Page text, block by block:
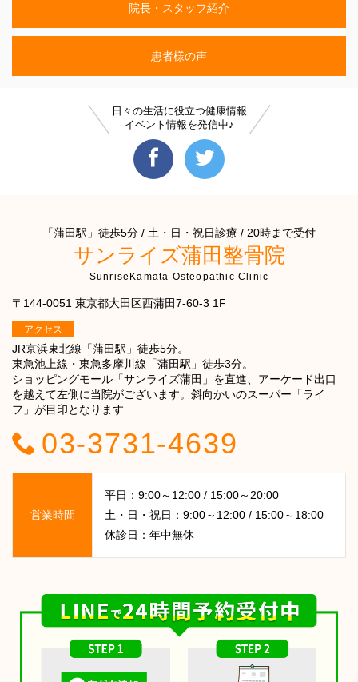
院長・スタッフ紹介
患者様の声
日々の生活に役立つ健康情報
イベント情報を発信中♪
「蒲田駅」徒歩5分 / 土・日・祝日診療 / 20時まで受付
サンライズ蒲田整骨院
SunriseKamata Osteopathic Clinic
〒144-0051 東京都大田区西蒲田7-60-3 1F
アクセス
JR京浜東北線「蒲田駅」徒歩5分。
東急池上線・東急多摩川線「蒲田駅」徒歩3分。
ショッピングモール「サンライズ蒲田」を直進、アーケード出口
を越えて左側に当院がございます。斜向かいのスーパー「ライ
フ」が目印となります
03-3731-4639
営業時間
平日：9:00～12:00 / 15:00～20:00
土・日・祝日：9:00～12:00 / 15:00～18:00
休診日：年中無休